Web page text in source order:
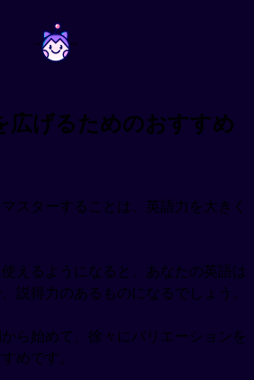
~ ~
広げるためのおすすめ
スターすることは、英語力を大きく
えるようになると、あなたの英語は
説得力のあるものになるでしょう。
ら始めて、徐々にバリエーションを
めです。